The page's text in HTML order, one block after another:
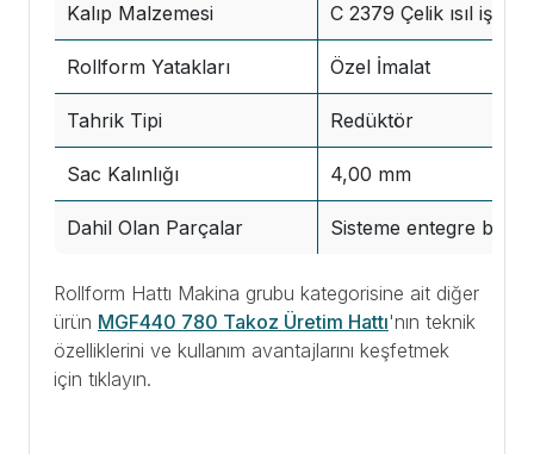
Kalıp Malzemesi C 2379 Çelik ısıl
Rollform Yatakları Özel İmalat
Tahrik Tipi Redüktör
Sac Kalınlığı 4,00 mm
Dahil Olan Parçalar Sisteme entegre boy
Rollform Hattı Makina grubu kategorisine ait diğer
ürün MGF440 780 Takoz Üretim Hattı'nın teknik
özelliklerini ve kullanım avantajlarını keşfetmek
için tıklayın.